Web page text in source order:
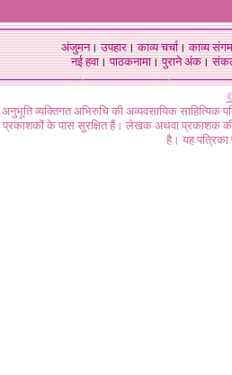
अंजुमन।उपहार।काव्य चर्चा।काव्य संगम
नई हवा। पाठकनामा। पुराने अंक।
अनुभूति व्यक्तिगत अभिरुचि की अव्यवसायिक
प्रकाशकों के पास सुरक्षित हैं। लेखक अथवा प्रकाशक की
है। यह पत्रिका